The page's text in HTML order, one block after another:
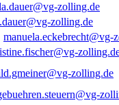
zolling.de
zolling.de
manuela.eckebrecht@vg-
zolling.de